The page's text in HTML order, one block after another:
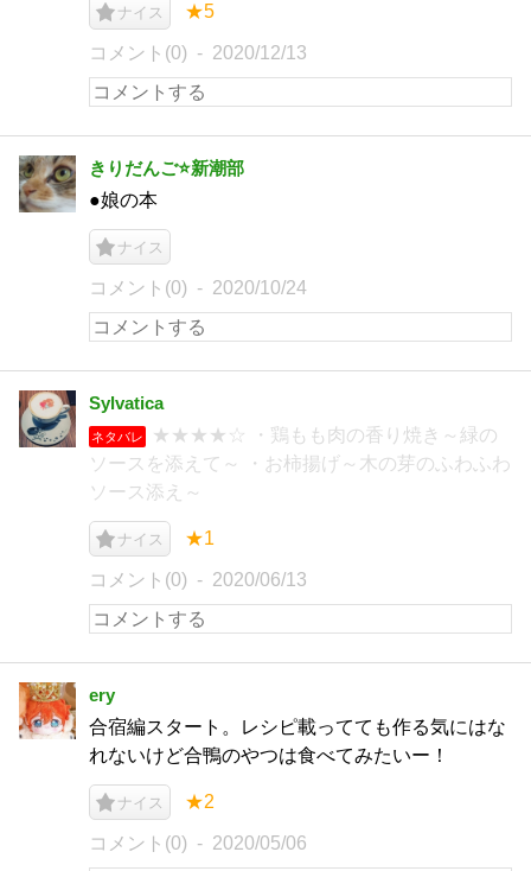
ナイス ★5
コメント(0) 2020/12/13
きりだんご⭐️新潮部
●娘の本
ナイス
コメント(0) 2020/10/24
Sylvatica
ネタバレ
★★★★☆ ・鶏もも肉の香り焼き～緑の
ソースを添えて～ ・お柿揚げ～木の芽のふわふわ
ソース添え～
ナイス ★1
コメント(0) 2020/06/13
ery
合宿編スタート。レシピ載ってても作る気にはな
れないけど合鴨のやつは食べてみたいー！
ナイス ★2
コメント(0) 2020/05/06